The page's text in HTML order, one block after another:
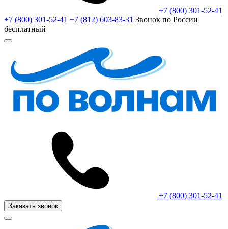
+7 (800) 301-52-41
+7 (800) 301-52-41 +7 (812) 603-83-31 Звонок по России
бесплатный
+7 (800) 301-52-41
Заказать звонок